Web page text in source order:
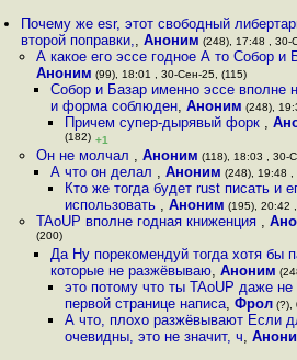
Почему же esr, этот свободный
второй поправки,,Аноним (248), 17:48 , 30-
А какое его эссе годное А то Собор и
Аноним (99), 18:01 , 30-Сен-25, (115)
Собор и Базар именно эссе вполне
и форма соблюден, Аноним (248),
Причем супер-дырявый форк ,
(182) +1
Он не молчал , Аноним (118), 18:03 , 30-
А что он делал , Аноним (248), 19:48 ,
Кто же тогда будет rust писать и
использовать ,Аноним (195), 20:42
TAoUP вполне годная книженция ,
(200)
Да Ну порекомендуй тогда хотя бы
которые не разжёвываю, Аноним
это потому что ты TAoUP даже
первой странице написа,Фрол (?),
А что, плохо разжёвывают Если
очевидны, это не значит, ч,